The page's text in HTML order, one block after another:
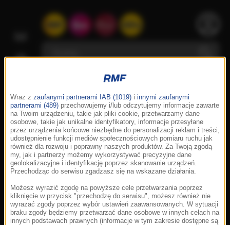
Wraz z zaufanymi partnerami IAB (1019) i innymi zaufanymi
partnerami (489) przechowujemy i/lub odczytujemy informacje zawarte
na Twoim urządzeniu, takie jak pliki cookie, przetwarzamy dane
osobowe, takie jak unikalne identyfikatory, informacje przesyłane
przez urządzenia końcowe niezbędne do personalizacji reklam i treści,
udostępnienie funkcji mediów społecznościowych pomiaru ruchu jak
również dla rozwoju i poprawny naszych produktów. Za Twoją zgodą
my, jak i partnerzy możemy wykorzystywać precyzyjne dane
geolokalizacyjne i identyfikację poprzez skanowanie urządzeń.
Przechodząc do serwisu zgadzasz się na wskazane działania.
Możesz wyrazić zgodę na powyższe cele przetwarzania poprzez
kliknięcie w przycisk "przechodzę do serwisu", możesz również nie
wyrażać zgody poprzez wybór ustawień zaawansowanych. W sytuacji
braku zgody będziemy przetwarzać dane osobowe w innych celach na
innych podstawach prawnych (informacje w tym zakresie dostępne są